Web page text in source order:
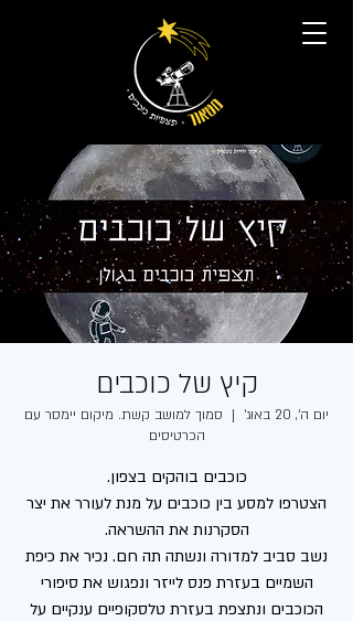
קיץ של כוכבים
יום ה׳, 20 באוג׳
  |
סמוך למושב קשת. מיקום יימסר עם
הכרטיסים
הצטרפו למסע בין כוכבים על מנת לעורר את יצר
נשב סביב למדורה ונשתה תה חם. נכיר את כיפת
השמיים בעזרת פנס לייזר ונפגוש את סיפורי
הכוכבים ונתצפת בעזרת טלסקופיים ענקיים על